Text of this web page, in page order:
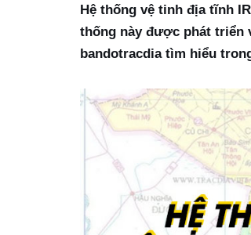
Hệ thống vệ tinh địa tĩnh
thống này được phát triển
bandotracdia tìm hiểu